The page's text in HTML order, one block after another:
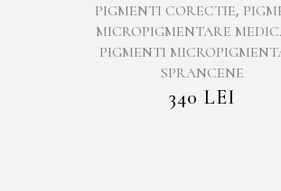
PIGMENTI CORECTIE,
MICROPIGMENTARE
PIGMENTI
SPRANCENE
340 LEI